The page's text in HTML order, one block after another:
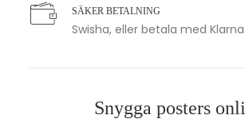
SÄKER BETALNING
Swisha, eller betala med Klarna
Snygga posters